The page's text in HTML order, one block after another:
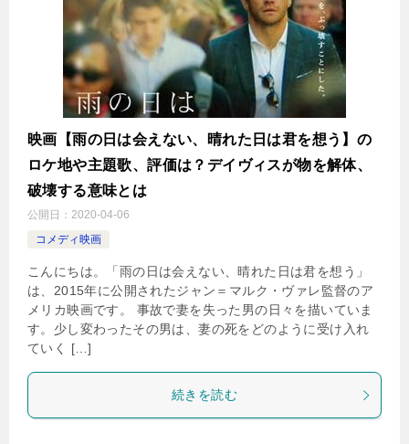
映画【雨の日は会えない、晴れた日は君を想う】の
ロケ地や主題歌、評価は？デイヴィスが物を解体、
破壊する意味とは
公開日： 2020-04-06
コメディ映画
こんにちは。「雨の日は会えない、晴れた日は君を想う」
は、2015年に公開されたジャン＝マルク・ヴァレ監督のア
メリカ映画です。 事故で妻を失った男の日々を描いていま
す。少し変わったその男は、妻の死をどのように受け入れ
ていく […]
続きを読む